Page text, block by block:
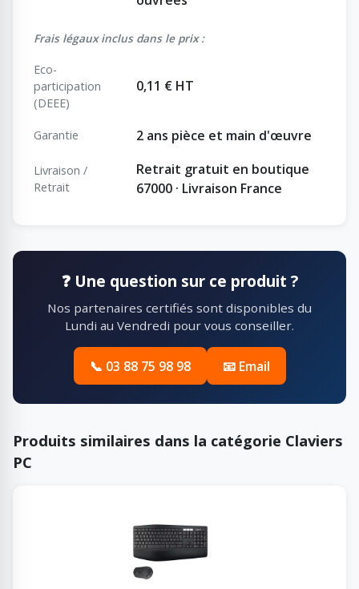
Frais légaux inclus dans le prix :
Eco-
participation
(DEEE)
0,11 € HT
Garantie 2 ans pièce et main d'œuvre
Livraison /
Retrait
Retrait gratuit en boutique
67000 · Livraison France
❓ Une question sur ce produit ?
Nos partenaires certifiés sont disponibles du
Lundi au Vendredi pour vous conseiller.
📞 03 88 75 98 98 📧 Email
Produits similaires dans la catégorie Claviers
PC